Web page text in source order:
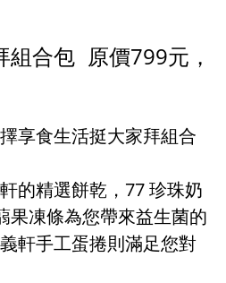
組合包 原價799元，
享食生活挺大家拜組合
的精選餅乾，77 珍珠奶
果凍條為您帶來益生菌的
軒手工蛋捲則滿足您對